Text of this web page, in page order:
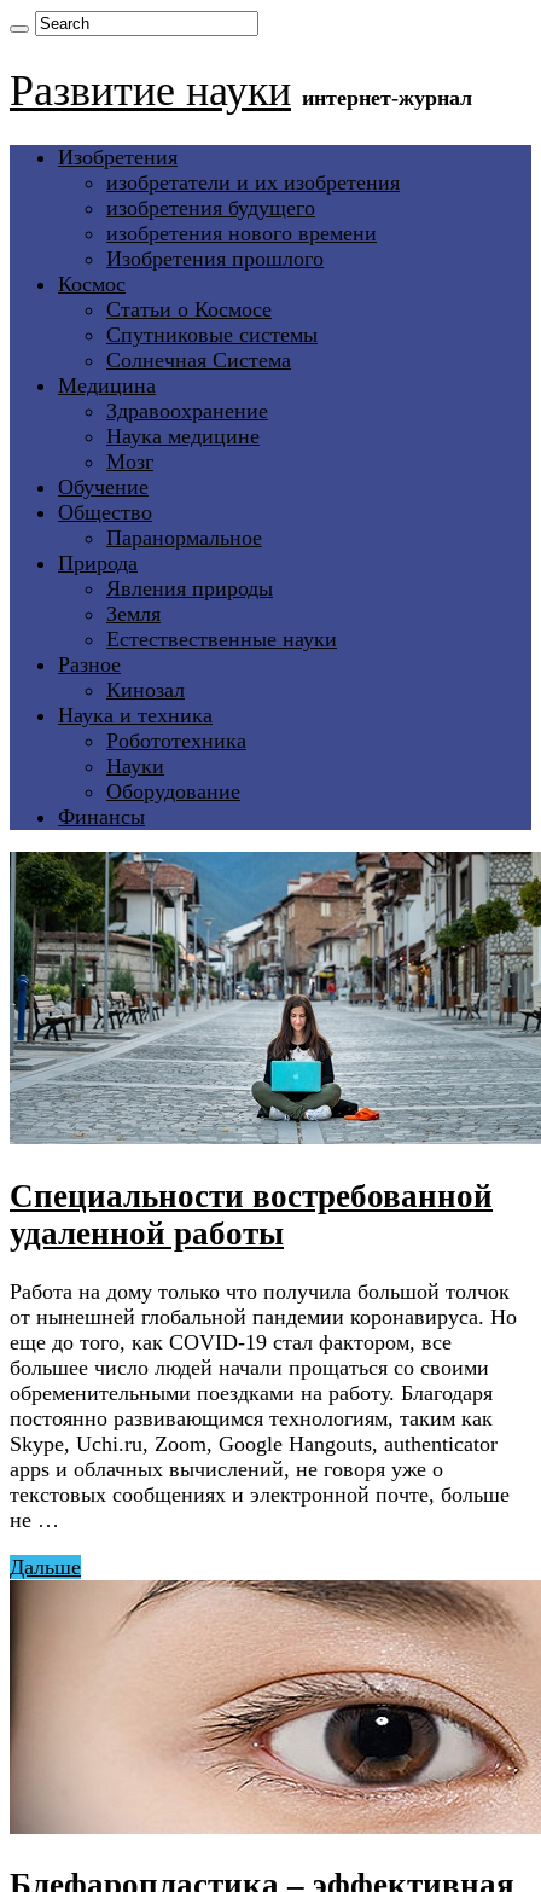
Развитие науки интернет-журнал
Изобретения
изобретатели и их изобретения
изобретения будущего
изобретения нового времени
Изобретения прошлого
Космос
Статьи о Космосе
Спутниковые системы
Солнечная Система
Медицина
Здравоохранение
Наука медицине
Мозг
Обучение
Общество
Паранормальное
Природа
Явления природы
Земля
Естествественные науки
Разное
Кинозал
Наука и техника
Робототехника
Науки
Оборудование
Финансы
Специальности востребованной
удаленной работы
Работа на дому только что получила большой толчок
от нынешней глобальной пандемии коронавируса. Но
еще до того, как COVID-19 стал фактором, все
большее число людей начали прощаться со своими
обременительными поездками на работу. Благодаря
постоянно развивающимся технологиям, таким как
Skype, Uchi.ru, Zoom, Google Hangouts, authenticator
apps и облачных вычислений, не говоря уже о
текстовых сообщениях и электронной почте, больше
не …
Дальше